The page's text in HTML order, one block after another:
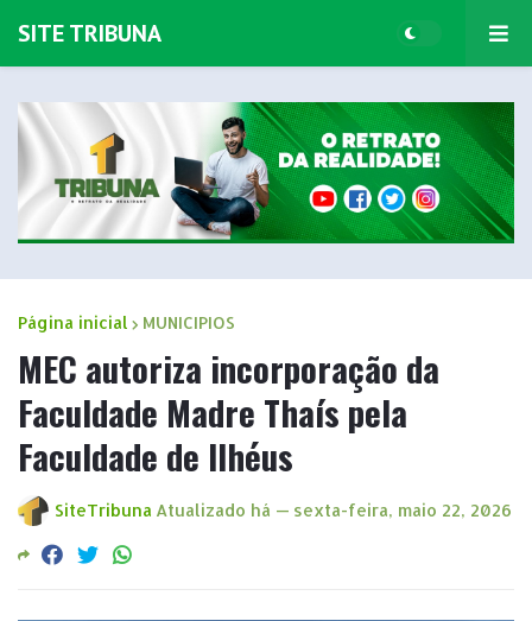
SITE TRIBUNA
Página inicial MUNICIPIOS
MEC autoriza incorporação da
Faculdade Madre Thaís pela
Faculdade de Ilhéus
SiteTribuna Atualizado há — sexta-feira, maio 22, 2026